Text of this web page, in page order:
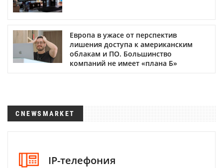
Европа в ужасе от перспектив
лишения доступа к американским
облакам и ПО. Большинство
компаний не имеет «плана Б»
CNEWSMARKET
IP-телефония